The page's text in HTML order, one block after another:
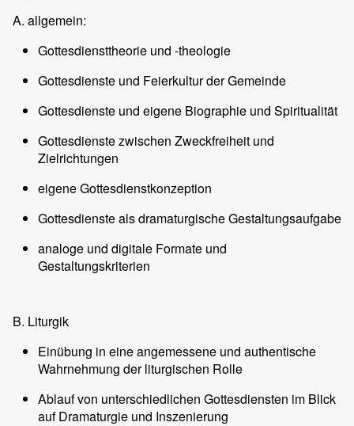
A. allgemein:
Gottesdiensttheorie und -theologie
Gottesdienste und Feierkultur der Gemeinde
Gottesdienste und eigene Biographie und Spiritualität
Gottesdienste zwischen Zweckfreiheit und
Zielrichtungen
eigene Gottesdienstkonzeption
Gottesdienste als dramaturgische Gestaltungsaufgabe
analoge und digitale Formate und
Gestaltungskriterien
B. Liturgik
Einübung in eine angemessene und authentische
Wahrnehmung der liturgischen Rolle
Ablauf von unterschiedlichen Gottesdiensten im Blick
auf Dramaturgie und Inszenierung